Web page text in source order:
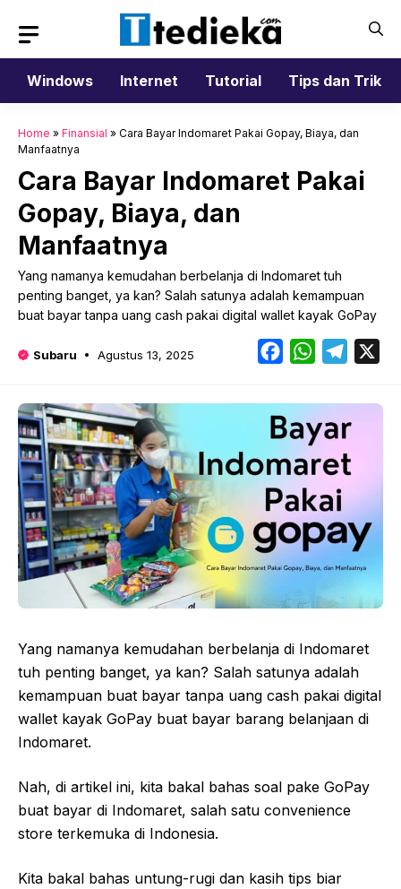
isi
Windows
Internet Tutorial Tips dan Trik
Home » Finansial » Cara Bayar Indomaret Pakai Gopay, Biaya, dan
Manfaatnya
Cara Bayar Indomaret Pakai
Gopay, Biaya, dan
Manfaatnya
Yang namanya kemudahan berbelanja di Indomaret tuh
penting banget, ya kan? Salah satunya adalah kemampuan
buat bayar tanpa uang cash pakai digital wallet kayak GoPay
Subaru Agustus 13, 2025 FacebookWhatsApp
Yang namanya kemudahan berbelanja di Indomaret
tuh penting banget, ya kan? Salah satunya adalah
kemampuan buat bayar tanpa uang cash pakai digital
wallet kayak GoPay buat bayar barang belanjaan di
Indomaret.
Nah, di artikel ini, kita bakal bahas soal pake GoPay
buat bayar di Indomaret, salah satu convenience
store terkemuka di Indonesia.
Kita bakal bahas untung-rugi dan kasih tips biar